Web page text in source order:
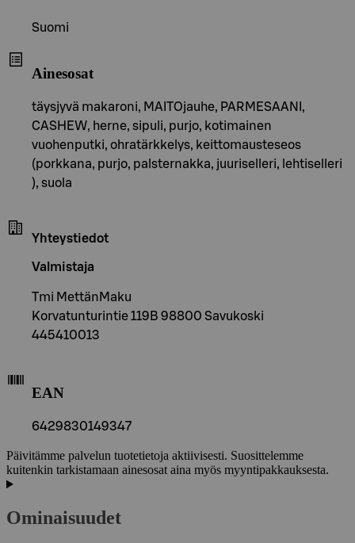
Suomi
Ainesosat
täysjyvä makaroni, MAITOjauhe, PARMESAANI,
CASHEW, herne, sipuli, purjo, kotimainen
vuohenputki, ohratärkkelys, keittomausteseos
(porkkana, purjo, palsternakka, juuriselleri, lehtiselleri
), suola
Yhteystiedot
Valmistaja
Tmi MettänMaku
Korvatunturintie 119B 98800 Savukoski
445410013
EAN
6429830149347
Päivitämme palvelun tuotetietoja aktiivisesti. Suosittelemme
kuitenkin tarkistamaan ainesosat aina myös myyntipakkauksesta.
Ominaisuudet